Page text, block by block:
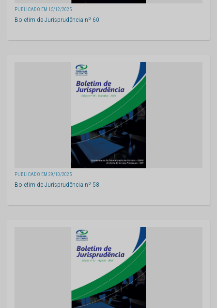
PUBLICADO EM 15/12/2025
Boletim de Jurisprudência nº 60
PUBLICADO EM 29/10/2025
Boletim de Jurisprudência nº 58